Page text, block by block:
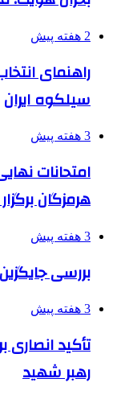
2 هفته پیش
راهنمای
سیلکوه ایران
3 هفته پیش
هرمزگان
3 هفته پیش
بررسی
3 هفته پیش
تأکید
رهبر شهید